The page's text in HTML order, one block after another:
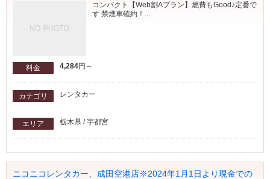
コンパクト【Web割Aプラン】燃費もGood♪定番で
す 禁煙車確約！...
料金 4,284円～
カテゴリ レンタカー
エリア 栃木県 / 宇都宮
ニコニコレンタカー、成田空港店※2024年1月1日より現金での